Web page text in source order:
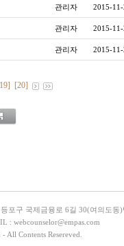
관리자 2015-
관리자 2015-11-
관리자 2015-11-
[20]
포구 국제금융로 6길 30(여의도동
: webcounselor@empas.com
All Contents Resereved.